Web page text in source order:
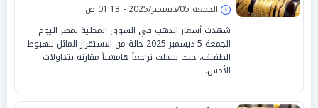
الجمعة 05/ديسمبر/2025 - 01:13 ص
شهدت أسعار الذهب في السوق المحلية بمصر اليوم
الجمعة 5 ديسمبر 2025 حالة من الاستقرار المائل للهبوط
الطفيف، حيث سجلت تراجعاً هامشياً مقارنة بتداولات
الأمس.